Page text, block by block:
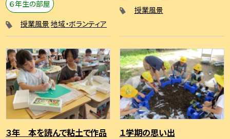
６年生の部屋
授業風景 地域・ボランティア
授業風景
３年 本を読んで粘土で作品
１学期の思い出